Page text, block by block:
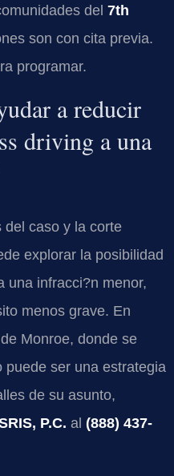
del 7th
son con cita previa.
programar.
a reducir
driving a una
del caso y la corte
explorar la posibilidad
una infracci?n menor,
menos grave. En
Monroe, donde se
puede ser una estrategia
de su asunto,
P.C. al (888) 437-